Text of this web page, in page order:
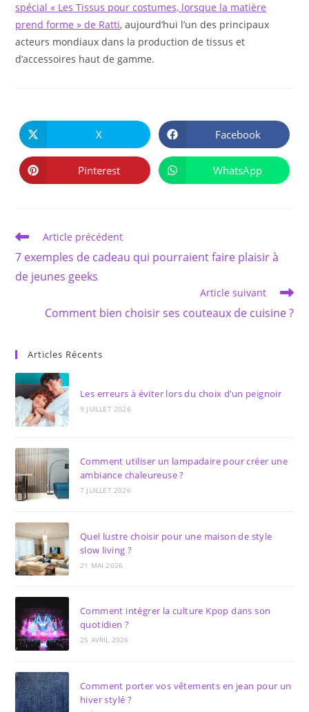
spécial « Les Tissus pour costumes, lorsque la matière
prend forme » de Ratti, aujourd’hui l’un des principaux
acteurs mondiaux dans la production de tissus et
d’accessoires haut de gamme.
CE
CONTENU
Ouvrir
dans
une
autre
fenêtre
X Ouvrir
dans
une
autre
fenêtre
Facebook
Ouvrir
dans
Pinterest Ouvrir
dans
WhatsApp
Read
articles
Article précédent
7 exemples de cadeau qui pourraient faire plaisir à
de jeunes geeks
Article suivant
Comment bien choisir ses couteaux de cuisine ?
Articles Récents
Les erreurs à éviter lors du choix d’un peignoir
9 JUILLET 2026
Comment utiliser un lampadaire pour créer une
ambiance chaleureuse ?
7 JUILLET 2026
Quel lustre choisir pour une maison de style
slow living ?
21 MAI 2026
Comment intégrer la culture Kpop dans son
quotidien ?
25 AVRIL 2026
Comment porter vos vêtements en jean pour un
hiver stylé ?